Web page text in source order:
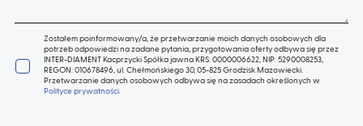
Zostałem poinformowany/a, że przetwarzanie moich danych osobowych dla
potrzeb odpowiedzi na zadane pytania, przygotowania oferty odbywa się przez
INTER-DIAMENT Kacprzycki Spółka jawna KRS: 0000006622, NIP: 5290008253,
REGON: 010678496, ul. Chełmońskiego 30, 05-825 Grodzisk Mazowiecki.
Przetwarzanie danych osobowych odbywa się na zasadach określonych w
Polityce prywatności.